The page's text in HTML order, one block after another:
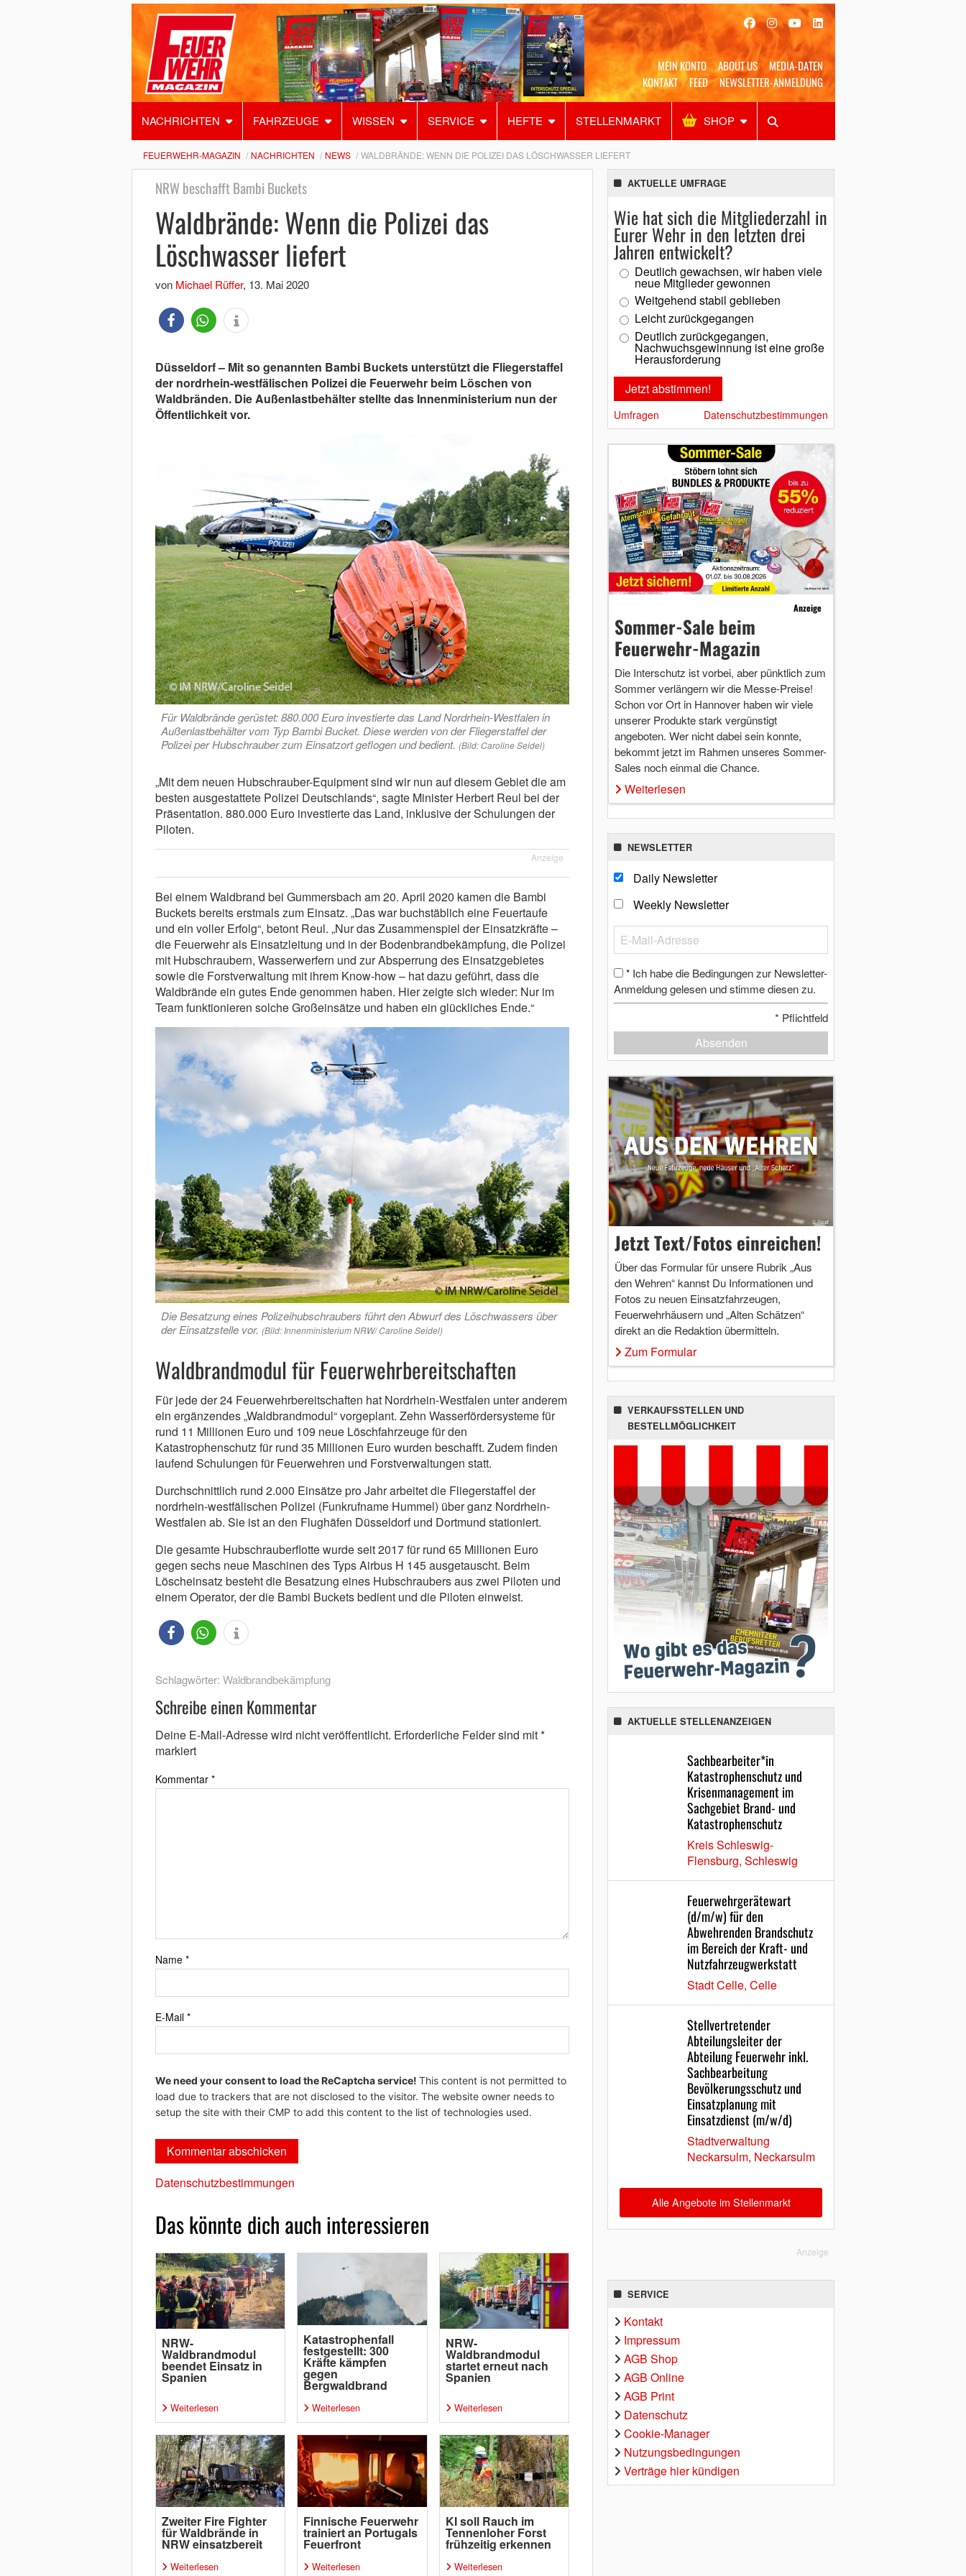
MEIN KONTO ABOUT US
MEDIA-DATEN
KONTAKT
FEED NEWSLETTER-ANMELDUNG
NACHRICHTEN FAHRZEUGE WISSEN SERVICE HEFTE STELLENMARKT SHOP
Alles Shop SUCHEN
FEUERWEHR-MAGAZIN NACHRICHTEN NEWS WALDBRÄNDE: WENN DIE POLIZEI DAS LÖSCHWASSER LIEFERT
NRW beschafft Bambi Buckets
Waldbrände: Wenn die Polizei das
Löschwasser liefert
von Michael Rüffer, 13. Mai 2020
Düsseldorf – Mit so genannten Bambi Buckets unterstützt die Fliegerstaffel
der nordrhein-westfälischen Polizei die Feuerwehr beim Löschen von
Waldbränden. Die Außenlastbehälter stellte das Innenministerium nun der
Öffentlichkeit vor.
Für Waldbrände gerüstet: 880.000 Euro investierte das Land Nordrhein-Westfalen in
Außenlastbehälter vom Typ Bambi Bucket. Diese werden von der Fliegerstaffel der
Polizei per Hubschrauber zum Einsatzort geflogen und bedient. (Bild: Caroline Seidel)
„Mit dem neuen Hubschrauber-Equipment sind wir nun auf diesem Gebiet die am
besten ausgestattete Polizei Deutschlands“, sagte Minister Herbert Reul bei der
Präsentation. 880.000 Euro investierte das Land, inklusive der Schulungen der
Piloten.
Anzeige
Bei einem Waldbrand bei Gummersbach am 20. April 2020 kamen die Bambi
Buckets bereits erstmals zum Einsatz. „Das war buchstäblich eine Feuertaufe
und ein voller Erfolg“, betont Reul. „Nur das Zusammenspiel der Einsatzkräfte –
die Feuerwehr als Einsatzleitung und in der Bodenbrandbekämpfung, die Polizei
mit Hubschraubern, Wasserwerfern und zur Absperrung des Einsatzgebietes
sowie die Forstverwaltung mit ihrem Know-how – hat dazu geführt, dass die
Waldbrände ein gutes Ende genommen haben. Hier zeigte sich wieder: Nur im
Team funktionieren solche Großeinsätze und haben ein glückliches Ende.“
Die Besatzung eines Polizeihubschraubers führt den Abwurf des Löschwassers über
der Einsatzstelle vor. (Bild: Innenministerium NRW/ Caroline Seidel)
Waldbrandmodul für Feuerwehrbereitschaften
Für jede der 24 Feuerwehrbereitschaften hat Nordrhein-Westfalen unter anderem
ein ergänzendes „Waldbrandmodul“ vorgeplant. Zehn Wasserfördersysteme für
rund 11 Millionen Euro und 109 neue Löschfahrzeuge für den
Katastrophenschutz für rund 35 Millionen Euro wurden beschafft. Zudem finden
laufend Schulungen für Feuerwehren und Forstverwaltungen statt.
Durchschnittlich rund 2.000 Einsätze pro Jahr arbeitet die Fliegerstaffel der
nordrhein-westfälischen Polizei (Funkrufname Hummel) über ganz Nordrhein-
Westfalen ab. Sie ist an den Flughäfen Düsseldorf und Dortmund stationiert.
Die gesamte Hubschrauberflotte wurde seit 2017 für rund 65 Millionen Euro
gegen sechs neue Maschinen des Typs Airbus H 145 ausgetauscht. Beim
Löscheinsatz besteht die Besatzung eines Hubschraubers aus zwei Piloten und
einem Operator, der die Bambi Buckets bedient und die Piloten einweist.
Schlagwörter: Waldbrandbekämpfung
Schreibe einen Kommentar
Deine E-Mail-Adresse wird nicht veröffentlicht. Erforderliche Felder sind mit*
markiert
Kommentar *
Name *
E-Mail *
We need your consent to load the ReCaptcha service! This content is not permitted to
load due to trackers that are not disclosed to the visitor. The website owner needs to
setup the site with their CMP to add this content to the list of technologies used.
Datenschutzbestimmungen
Das könnte dich auch interessieren
NRW-
Waldbrandmodul
beendet Einsatz in
Spanien
Weiterlesen
Katastrophenfall
festgestellt: 300
Kräfte kämpfen
gegen
Bergwaldbrand
Weiterlesen
NRW-
Waldbrandmodul
startet erneut nach
Spanien
Weiterlesen
Zweiter Fire Fighter
für Waldbrände in
NRW einsatzbereit
Weiterlesen
Finnische Feuerwehr
trainiert an Portugals
Feuerfront
Weiterlesen
KI soll Rauch im
Tennenloher Forst
frühzeitig erkennen
Weiterlesen
AKTUELLE UMFRAGE
Wie hat sich die Mitgliederzahl in
Eurer Wehr in den letzten drei
Jahren entwickelt?
Deutlich gewachsen, wir haben viele
neue Mitglieder gewonnen
Weitgehend stabil geblieben
Leicht zurückgegangen
Deutlich zurückgegangen,
Nachwuchsgewinnung ist eine große
Herausforderung
Umfragen Datenschutzbestimmungen
Anzeige
Sommer-Sale beim
Feuerwehr-Magazin
Die Interschutz ist vorbei, aber pünktlich zum
Sommer verlängern wir die Messe-Preise!
Schon vor Ort in Hannover haben wir viele
unserer Produkte stark vergünstigt
angeboten. Wer nicht dabei sein konnte,
bekommt jetzt im Rahmen unseres Sommer-
Sales noch einmal die Chance.
Weiterlesen
NEWSLETTER
Daily Newsletter
Weekly Newsletter
* Ich habe die Bedingungen zur Newsletter-
Anmeldung gelesen und stimme diesen zu.
* Pflichtfeld
Absenden
Jetzt Text/Fotos einreichen!
Über das Formular für unsere Rubrik „Aus
den Wehren“ kannst Du Informationen und
Fotos zu neuen Einsatzfahrzeugen,
Feuerwehrhäusern und „Alten Schätzen“
direkt an die Redaktion übermitteln.
Zum Formular
VERKAUFSSTELLEN UND
BESTELLMÖGLICHKEIT
AKTUELLE STELLENANZEIGEN
Sachbearbeiter*in
Katastrophenschutz und
Krisenmanagement im
Sachgebiet Brand- und
Katastrophenschutz
Kreis Schleswig-
Flensburg, Schleswig
Feuerwehrgerätewart
(d/m/w) für den
Abwehrenden Brandschutz
im Bereich der Kraft- und
Nutzfahrzeugwerkstatt
Stadt Celle, Celle
Stellvertretender
Abteilungsleiter der
Abteilung Feuerwehr inkl.
Sachbearbeitung
Bevölkerungsschutz und
Einsatzplanung mit
Einsatzdienst (m/w/d)
Stadtverwaltung
Neckarsulm, Neckarsulm
Alle Angebote im Stellenmarkt
Anzeige
SERVICE
Kontakt
Impressum
AGB Shop
AGB Online
AGB Print
Datenschutz
Cookie-Manager
Nutzungsbedingungen
Verträge hier kündigen